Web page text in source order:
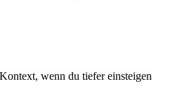
wenn du tiefer einsteigen